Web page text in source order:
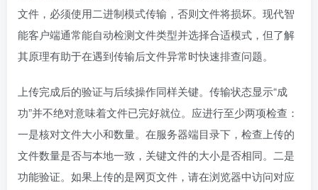
文件，必须使用二进制模式传输，否则文件将损坏。现代智
能客户端通常能自动检测文件类型并选择合适模式，但了解
其原理有助于在遇到传输后文件异常时快速排查问题。
上传完成后的验证与后续操作同样关键。传输状态显示“成
功”并不绝对意味着文件已完好就位。应进行至少两项检查：
一是核对文件大小和数量。在服务器端目录下，检查上传的
文件数量是否与本地一致，关键文件的大小是否相同。二是
功能验证。如果上传的是网页文件，请在浏览器中访问对应